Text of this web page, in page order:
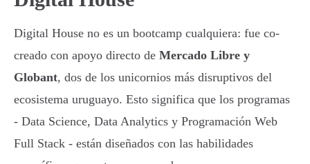
Digital House no es un bootcamp cualquiera: fue co-
creado con apoyo directo de Mercado Libre y
Globant, dos de los unicornios más disruptivos del
ecosistema uruguayo. Esto significa que los programas
- Data Science, Data Analytics y Programación Web
Full Stack - están diseñados con las habilidades